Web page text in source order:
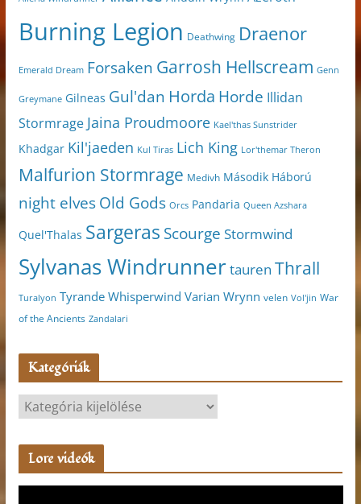
Burning Legion Deathwing Draenor
Emerald Dream Forsaken Garrosh Hellscream Genn
Greymane Gilneas Gul'dan Horda Horde Illidan
Stormrage Jaina Proudmoore Kael'thas Sunstrider
Khadgar Kil'jaeden Kul Tiras Lich King Lor'themar Theron
Malfurion Stormrage Medivh Második Háború
night elves Old Gods Orcs Pandaria Queen Azshara
Quel'Thalas Sargeras Scourge Stormwind
Sylvanas Windrunnertauren Thrall
Turalyon Tyrande Whisperwind Varian Wrynn velen Vol'jin War
of the Ancients Zandalari
Kategóriák
a
t
g
Lore videók